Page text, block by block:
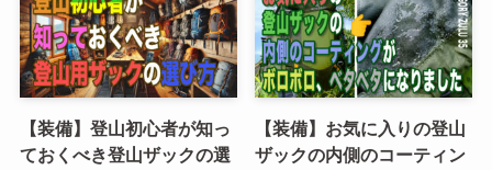
【装備】登山初心者が知っ
ておくべき登山ザックの選
【装備】お気に入りの登山
ザックの内側のコーティン